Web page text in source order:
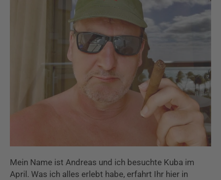
Mein Name ist Andreas und ich besuchte Kuba im
April. Was ich alles erlebt habe, erfahrt Ihr hier in